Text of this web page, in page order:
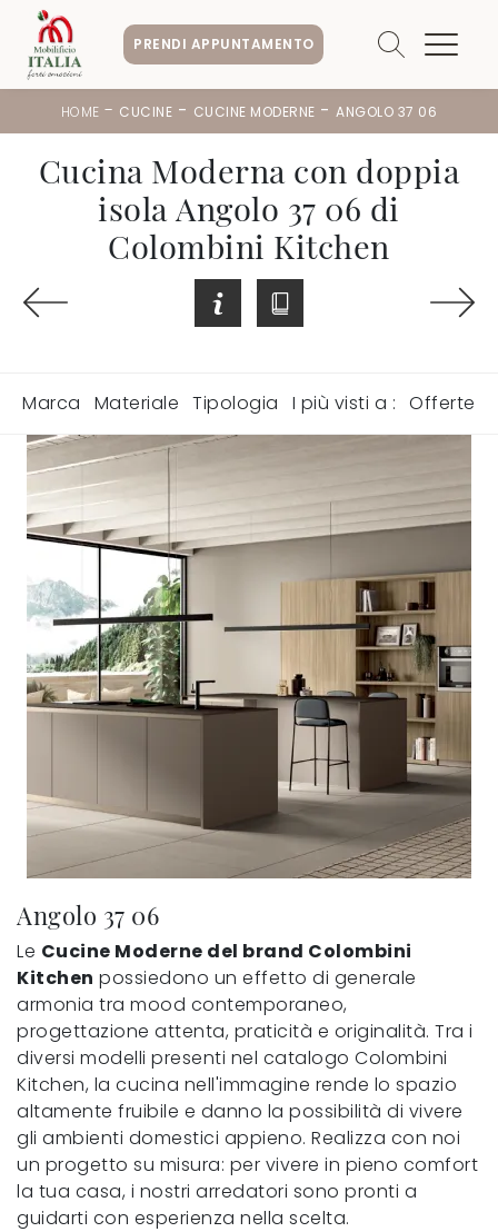
PRENDI APPUNTAMENTO
HOME - CUCINE - CUCINE MODERNE -ANGOLO 37 06
Cucina Moderna con doppia
isola Angolo 37 06 di
Colombini Kitchen
Marca Materiale Tipologia I più visti a : Offerte
Angolo 37 06
Le Cucine Moderne del brand Colombini
Kitchen possiedono un effetto di generale
armonia tra mood contemporaneo,
progettazione attenta, praticità e originalità. Tra i
diversi modelli presenti nel catalogo Colombini
Kitchen, la cucina nell'immagine rende lo spazio
altamente fruibile e danno la possibilità di vivere
gli ambienti domestici appieno. Realizza con noi
un progetto su misura: per vivere in pieno comfort
la tua casa, i nostri arredatori sono pronti a
guidarti con esperienza nella scelta.